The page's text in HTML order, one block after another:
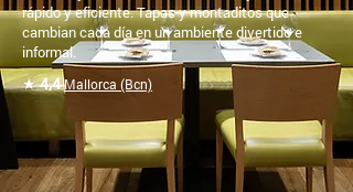
rápido y eficiente. Tapas y montaditos que
cambian cada día en un ambiente divertido e
informal.
★4,4Mallorca (Bcn)